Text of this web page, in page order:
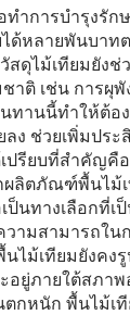
ทำการบำรุงรัก
ด้หลายพันบาท
สดุไม้เทียมยัง
าติ เช่น การผุ
ทานนี้ทำให้ต้อ
ง ช่วยเพิ่มปร
ปรียบที่สำคัญคื
ผลิตภัณฑ์พื้นไม้
ป็นทางเลือกที่
วามสามารถใ
ไม้เทียมยังคง
อยู่ภายใต้สภา
ตกหนัก พื้นไม้